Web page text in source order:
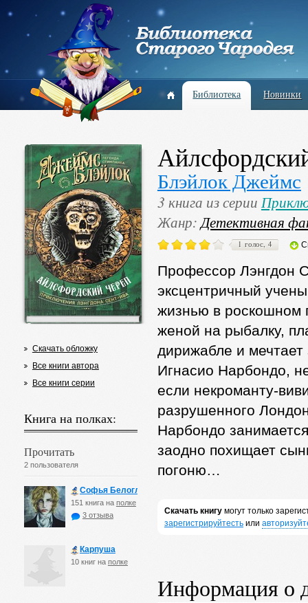
Библиотека Новинки
Скачать обложку
Все книги автора
Все книги серии
Книга на полках:
Прочитать
2 пользователя
Софья Белоглазова
151 книга на полке
3 отзыва
Карпуша
10 книг на полке
Блэйлок Джеймс
3 книга из серии
Жанр:Детективная
1 голос, 4
Профессор Лэнгдон
эксцентричный
жизнью в роскошном
женой на рыбалку,
дирижабле и мечтает
Игнасио Нарбондо,
если некроманту-
разрушенного
Нарбондо
заодно похищает
погоню…
Скачать книгумогут только
зарегистрируйтестьили
Информация о